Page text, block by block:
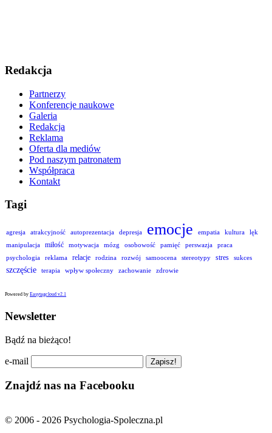
Redakcja
Partnerzy
Konferencje naukowe
Galeria
Redakcja
Reklama
Oferta dla mediów
Pod naszym patronatem
Współpraca
Kontakt
Tagi
agresja atrakcyjność autoprezentacja depresja emocje empatia kultura
lęk
manipulacja
miłość motywacja mózg osobowość pamięć perswazja
praca
psychologia
reklama relacje rodzina rozwój samoocena stereotypy stres sukces
szczęście terapia wpływ społeczny zachowanie zdrowie
Powered by Easytagcloud v2.1
Newsletter
Bądź na bieżąco!
e-mail
Znajdź nas na Facebooku
© 2006 - 2026 Psychologia-Spoleczna.pl